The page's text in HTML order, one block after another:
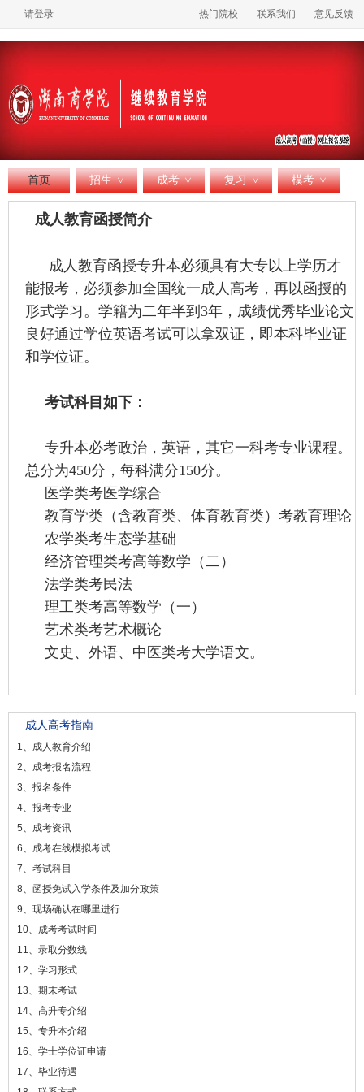
请登录 热门院校 联系我们 意见反馈
首页 招生 > 成考 > 复习 > 模考 >
成人教育函授简介
成人教育函授专升本必须具有大专以上学历才
能报考，必须参加全国统一成人高考，再以函授的
形式学习。学籍为二年半到3年，成绩优秀毕业论文
良好通过学位英语考试可以拿双证，即本科毕业证
和学位证。
考试科目 如下：
专升本必考政治，英语，其它一科考专业课程。
总分为450分，每科满分150分。
医学类考医学综合
教育学类（含教育类、体育教育类）考教育理论
农学类考生态学基础
经济管理类考高等数学（二）
法学类考民法
理工类考高等数学（一）
艺术类考艺术概论
文史、外语、中医类考大学语文。
成人高考指南
1、成人教育介绍
2、成考报名流程
3、报名条件
4、报考专业
5、成考资讯
6、成考在线模拟考试
7、考试科目
8、函授免试入学条件及加分政策
9、现场确认在哪里进行
10、成考考试时间
11、录取分数线
12、学习形式
13、期末考试
14、高升专介绍
15、专升本介绍
16、学士学位证申请
17、毕业待遇